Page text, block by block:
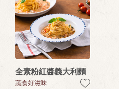
全素粉紅醬義大利麵
蔬食好滋味